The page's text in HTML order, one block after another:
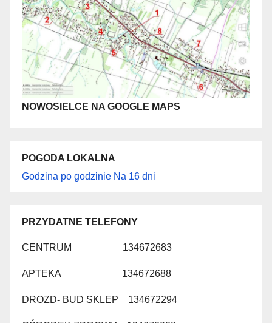
NOWOSIELCE NA GOOGLE MAPS
POGODA LOKALNA
Godzina po godzinie Na 16 dni
PRZYDATNE TELEFONY
CENTRUM 134672683
APTEKA 134672688
DROZD- BUD SKLEP 134672294